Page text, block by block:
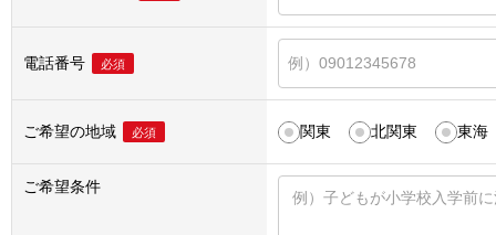
電話番号 必須
ご希望の地域 必須 関東 北関東 東海
ご希望条件